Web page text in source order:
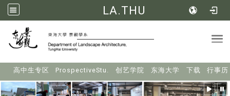
LA.THU
高中生专区 ProspectiveStu. 创艺学院 东海大学 下载 行事历